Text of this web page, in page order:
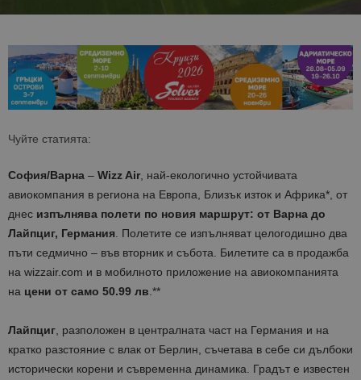
Чуйте статията:
София/Варна – Wizz Air, най-екологичнo устойчивата
авиокомпания в региона на Европа, Близък изток и Африка*, от
днес изпълнява полети по новия маршрут: от Варна до
Лайпциг, Германия . Полетите се изпълняват целогодишно два
пъти седмично – във вторник и събота. Билетите са в продажба
на wizzair.com и в мобилното приложение на авиокомпанията
на цени от само 50.99 лв .**
Лайпциг , разположен в централната част на Германия и на
кратко разстояние с влак от Берлин, съчетава в себе си дълбоки
исторически корени и съвременна динамика. Градът е известен